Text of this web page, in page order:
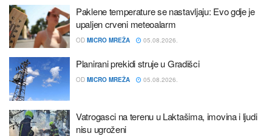
Paklene temperature se nastavljaju: Evo gdje je
upaljen crveni meteoalarm
OD MICRO MREŽA 05.08.2026.
Planirani prekidi struje u Gradišci
OD MICRO MREŽA 05.08.2026.
Vatrogasci na terenu u Laktašima, imovina i ljudi
nisu ugroženi